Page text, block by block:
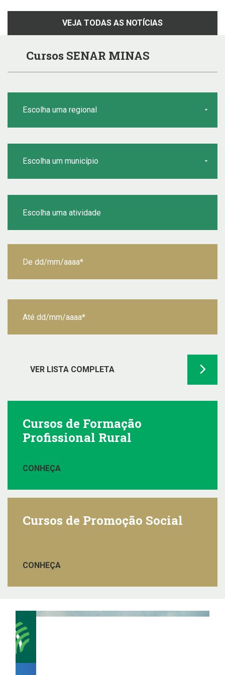
VEJA TODAS AS NOTÍCIAS
Cursos SENAR MINAS
VER LISTA COMPLETA
Cursos de Formação
Profissional Rural
CONHEÇA
Cursos de Promoção Social
CONHEÇA